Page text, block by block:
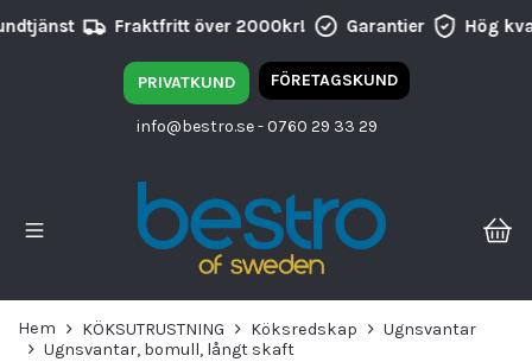
Fraktfritt över 2000kr! Garantier Hög
PRIVATKUND FÖRETAGSKUND
info@bestro.se- 0760 29 33 29
Hem KÖKSUTRUSTNING Köksredskap
Ugnsvantar
Ugnsvantar, bomull, långt skaft